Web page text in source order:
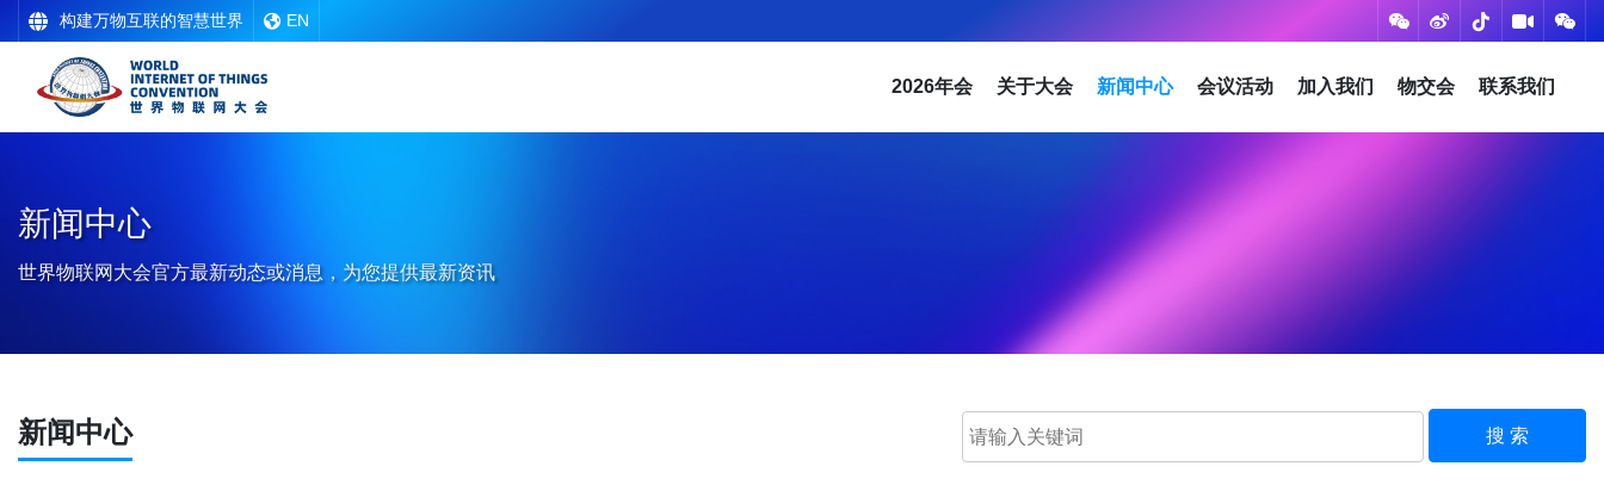
构建万物互联的智慧世界 EN
2026年会 关于大会 新闻中心 会议活动 加入我们 物交会 联系我们
新闻中心
世界物联网大会官方最新动态或消息，为您提供最新资讯
新闻中心 搜 索